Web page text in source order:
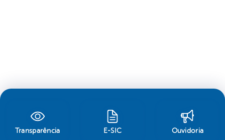
Transparência E-SIC Ouvidoria